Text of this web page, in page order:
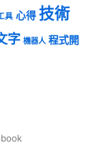
具 心得 技術
字 機器人 程式開